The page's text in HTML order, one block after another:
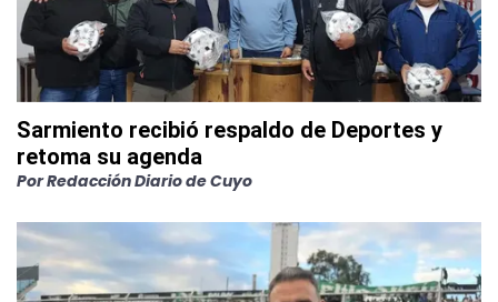
Sarmiento recibió respaldo de Deportes y
retoma su agenda
PorRedacción Diario de Cuyo